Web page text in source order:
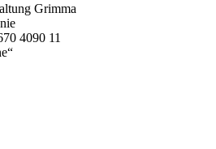
Grimma
4090 11